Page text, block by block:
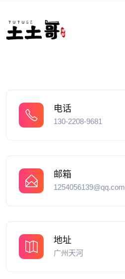
电话
130-2208-9681
邮箱
1254056139@qq.com
地址
广州天河